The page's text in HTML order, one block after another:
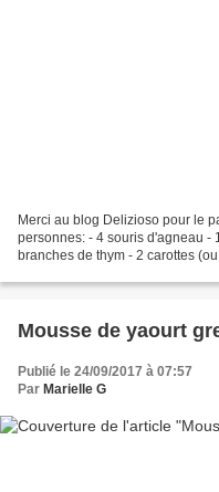
Merci au blog Delizioso pour le
personnes: - 4 souris d'agneau -
branches de thym - 2 carottes
Mousse de yaourt
Publié le 24/09/2017 à 07:57
Par Marielle G